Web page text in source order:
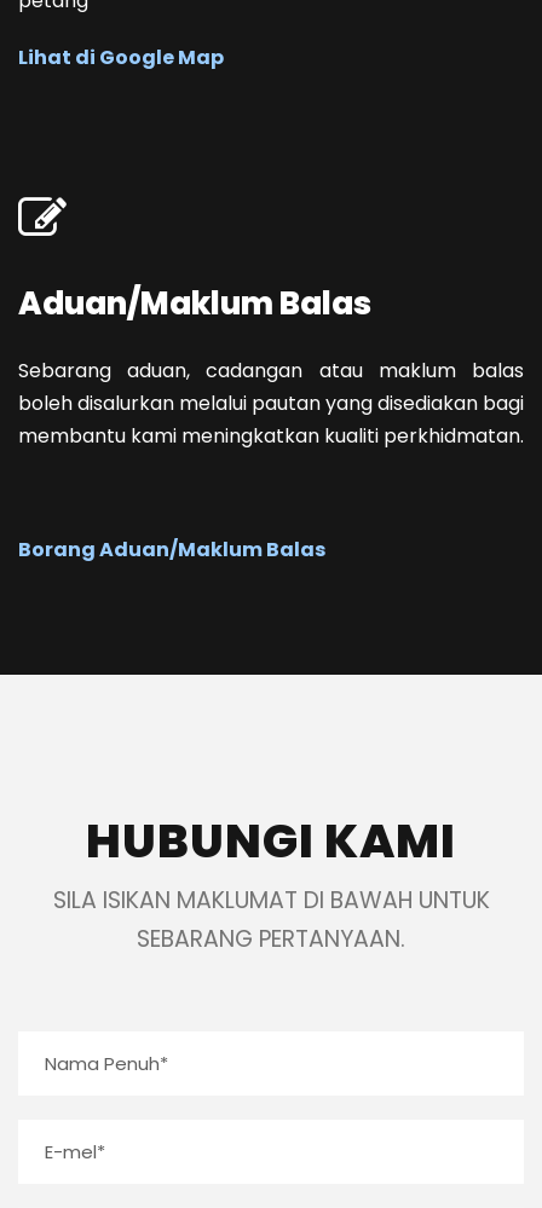
Lihat di Google Map
Aduan/Maklum Balas
Sebarang aduan, cadangan atau maklum balas
boleh disalurkan melalui pautan yang disediakan bagi
membantu kami meningkatkan kualiti perkhidmatan.
Borang Aduan/Maklum Balas
HUBUNGI KAMI
SILA ISIKAN MAKLUMAT DI BAWAH UNTUK
SEBARANG PERTANYAAN.